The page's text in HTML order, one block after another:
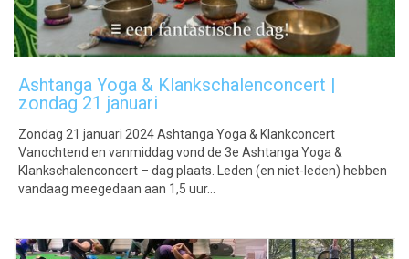
Ashtanga Yoga & Klankschalenconcert |
zondag 21 januari
Zondag 21 januari 2024 Ashtanga Yoga & Klankconcert
Vanochtend en vanmiddag vond de 3e Ashtanga Yoga &
Klankschalenconcert – dag plaats. Leden (en niet-leden) hebben
vandaag meegedaan aan 1,5 uur…